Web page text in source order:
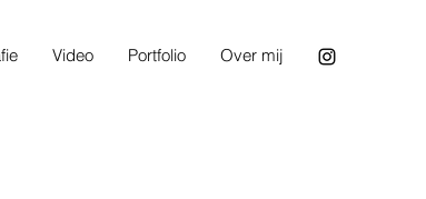
Video Portfolio Over mij